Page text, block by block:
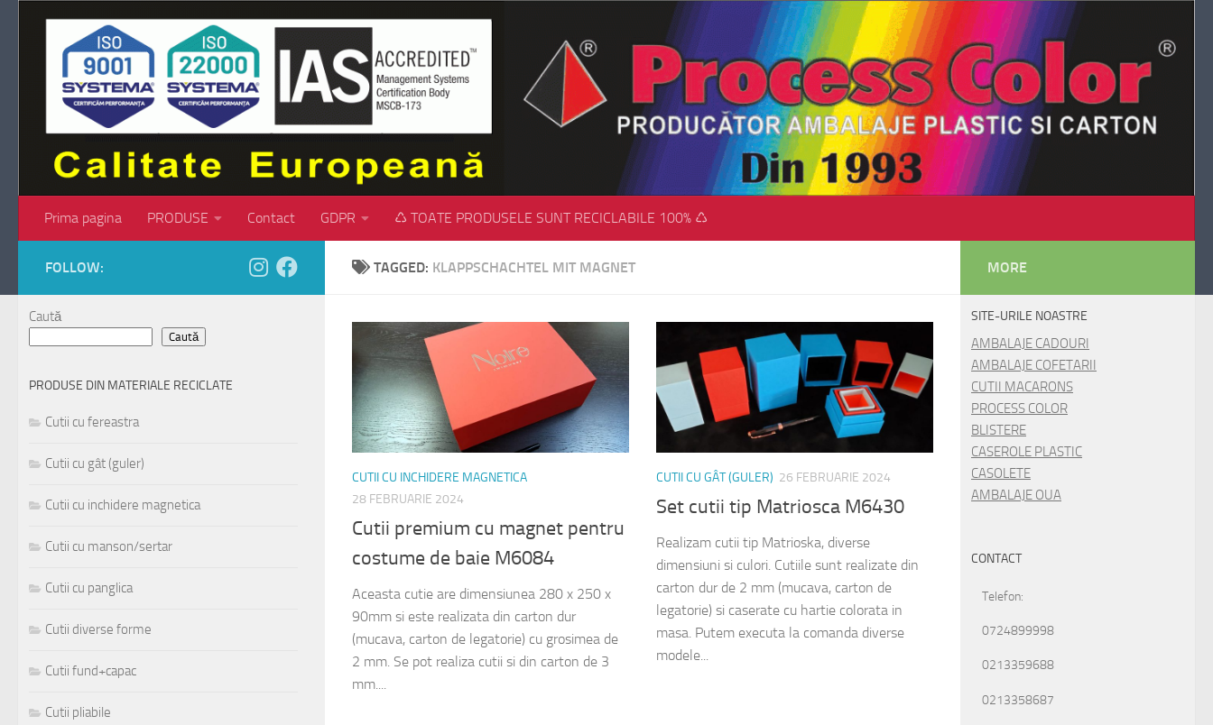
Skip to content
Prima pagina PRODUSE Contact GDPR ♺ TOATE PRODUSELE SUNT RECICLABILE 100% ♺
TAGGED: KLAPPSCHACHTEL MIT MAGNET
CUTII CU INCHIDERE MAGNETICA
28 FEBRUARIE 2024
Cutii premium cu magnet pentru
costume de baie M6084
Aceasta cutie are dimensiunea 280 x 250 x
90mm si este realizata din carton dur
(mucava, carton de legatorie) cu grosimea de
2 mm. Se pot realiza cutii si din carton de 3
mm....
CUTII CU GÂT (GULER) 26 FEBRUARIE 2024
Set cutii tip Matriosca M6430
Realizam cutii tip Matrioska, diverse
dimensiuni si culori. Cutiile sunt realizate din
carton dur de 2 mm (mucava, carton de
legatorie) si caserate cu hartie colorata in
masa. Putem executa la comanda diverse
modele...
FOLLOW:
Caută
Caută
PRODUSE DIN MATERIALE RECICLATE
Cutii cu fereastra
Cutii cu gât (guler)
Cutii cu inchidere magnetica
Cutii cu manson/sertar
Cutii cu panglica
Cutii diverse forme
Cutii fund+capac
Cutii pliabile
MORE
SITE-URILE NOASTRE
AMBALAJE CADOURI
AMBALAJE COFETARII
CUTII MACARONS
PROCESS COLOR
BLISTERE
CASEROLE PLASTIC
CASOLETE
AMBALAJE OUA
CONTACT
Telefon:
0724899998
0213359688
0213358687